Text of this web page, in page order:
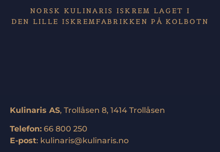
NORSK KULINARIS ISKREM LAGET I
DEN LILLE ISKREMFABRIKKEN PÅ KOLBOTN
Kulinaris AS, Trollåsen 8, 1414 Trollåsen
Telefon: 66 800 250
E-post: kulinaris@kulinaris.no